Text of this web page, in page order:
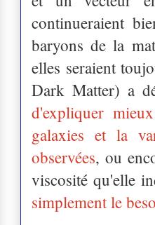
continueraient
baryons de la
elles seraient
Dark Matter) a
d'expliquer
galaxies et la
observées, ou
viscosité qu'elle
simplement le